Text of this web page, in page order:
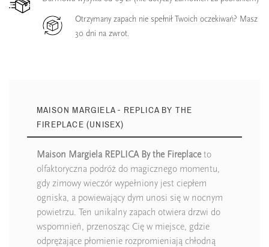
Otrzymany zapach nie spełnił Twoich oczekiwań? Masz
30 dni na zwrot.
MAISON MARGIELA - REPLICA BY THE
FIREPLACE (UNISEX)
Maison Margiela REPLICA By the Fireplaceto
olfaktoryczna podróż do magicznego momentu,
gdy zimowy wieczór wypełniony jest ciepłem
ogniska, a powiewający dym unosi się w nocnym
powietrzu. Ten unikalny zapach otwiera drzwi do
wspomnień, przenosząc Cię w miejsce, gdzie
odprężające płomienie rozpromieniają chłodną